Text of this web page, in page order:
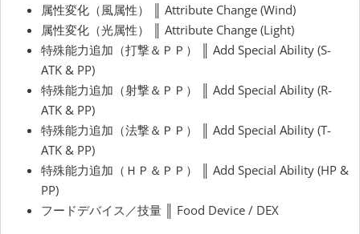
属性変化（風属性） ║ Attribute Change (Wind)
属性変化（光属性） ║ Attribute Change (Light)
特殊能力追加（打撃＆ＰＰ） ║ Add Special Ability (S-
ATK & PP)
特殊能力追加（射撃＆ＰＰ） ║ Add Special Ability (R-
ATK & PP)
特殊能力追加（法撃＆ＰＰ） ║ Add Special Ability (T-
ATK & PP)
特殊能力追加（ＨＰ＆ＰＰ） ║ Add Special Ability (HP &
PP)
フードデバイス／技量 ║ Food Device / DEX